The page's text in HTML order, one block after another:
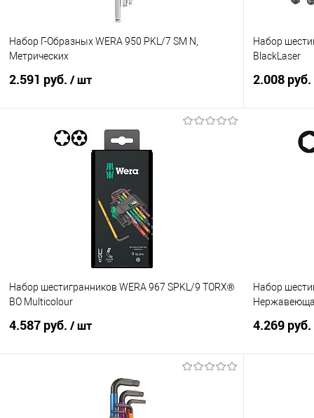
Набор Г-Образных WERA 950 PKL/7 SM N,
Метрических
2.591 руб. / шт
В корзину
Набор
BlackLaser
2.008 руб.
Набор шестигранников WERA 967 SPKL/9 TORX®
BO Multicolour
4.587 руб. / шт
В корзину
Набор
4.269 руб.